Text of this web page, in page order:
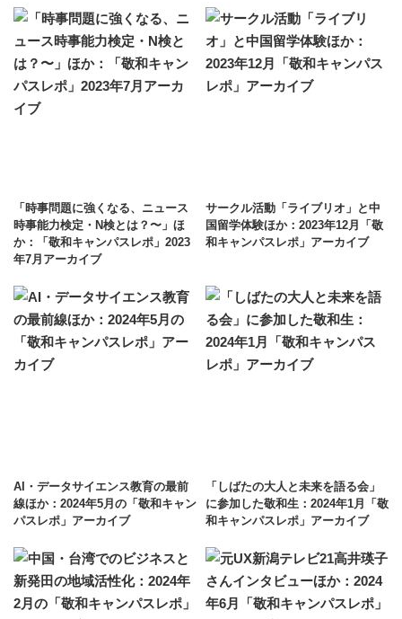
「時事問題に強くなる、ニュース
時事能力検定・N検とは？〜」ほ
か：「敬和キャンパスレポ」2023
年7月アーカイブ
サークル活動「ライブリオ」と中
国留学体験ほか：2023年12月「敬
和キャンパスレポ」アーカイブ
AI・データサイエンス教育の最前
線ほか：2024年5月の「敬和キャン
パスレポ」アーカイブ
「しばたの大人と未来を語る会」
に参加した敬和生：2024年1月「敬
和キャンパスレポ」アーカイブ